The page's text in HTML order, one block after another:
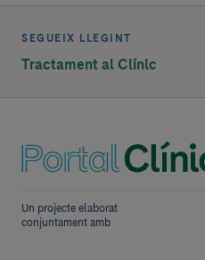
SEGUEIX LLEGINT
Tractament al Clínic
Un projecte elaborat
conjuntament amb